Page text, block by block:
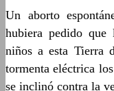
Un aborto
hubiera pedido
niños a esta Tierra
tormenta eléctrica
se inclinó contra la